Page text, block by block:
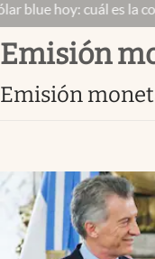
Finanzas y Mercados
Mercados Online
Apertura
Infotechnology
Clase
es la cotización del
emisión
emisión